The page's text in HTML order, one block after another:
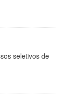
seletivos de